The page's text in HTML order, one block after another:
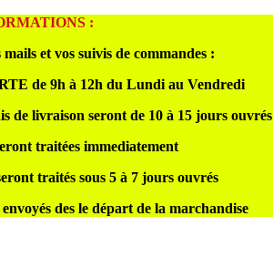
:
et vos suivis de commandes :
de 9h à 12h du Lundi au Vendredi
de livraison seront de 10 à 15 jours ouvrés
traitées immediatement
traités sous 5 à 7 jours ouvrés
des le départ de la marchandise